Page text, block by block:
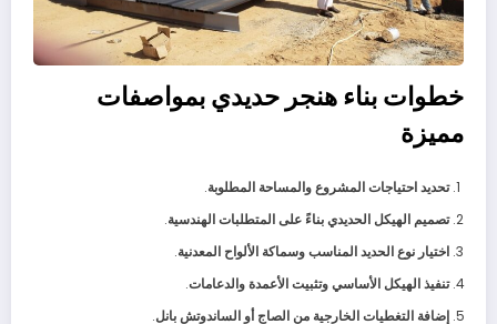
خطوات بناء هنجر حديدي بمواصفات
مميزة
تحديد احتياجات المشروع والمساحة المطلوبة.
تصميم الهيكل الحديدي بناءً على المتطلبات الهندسية.
اختيار نوع الحديد المناسب وسماكة الألواح المعدنية.
تنفيذ الهيكل الأساسي وتثبيت الأعمدة والدعامات.
إضافة التغطيات الخارجية من الصاج أو الساندوتش بانل.